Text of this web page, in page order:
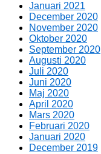
Januari 2021
December 2020
November 2020
Oktober 2020
September 2020
Augusti 2020
Juli 2020
Juni 2020
Maj 2020
April 2020
Mars 2020
Februari 2020
Januari 2020
December 2019